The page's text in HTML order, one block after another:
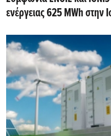
ενέργειας 625 MWh στην